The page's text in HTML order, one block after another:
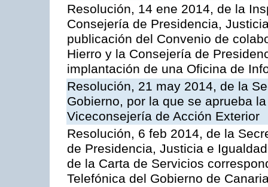
Resolución, 14 ene 2014, de la
Consejería de Presidencia,
publicación del Convenio de
Hierro y la Consejería de
implantación de una Oficina de
Resolución, 21 may 2014, de la
Gobierno, por la que se aprueba
Viceconsejería de Acción Exterior
Resolución, 6 feb 2014, de la
de Presidencia, Justicia e
de la Carta de Servicios
Telefónica del Gobierno de